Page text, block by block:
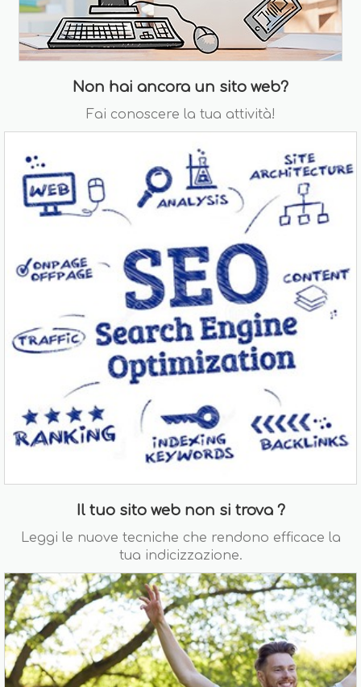
Non hai ancora un sito web?
Fai conoscere la tua attività!
Il tuo sito web non si trova ?
Leggi le nuove tecniche che rendono efficace la
tua indicizzazione.